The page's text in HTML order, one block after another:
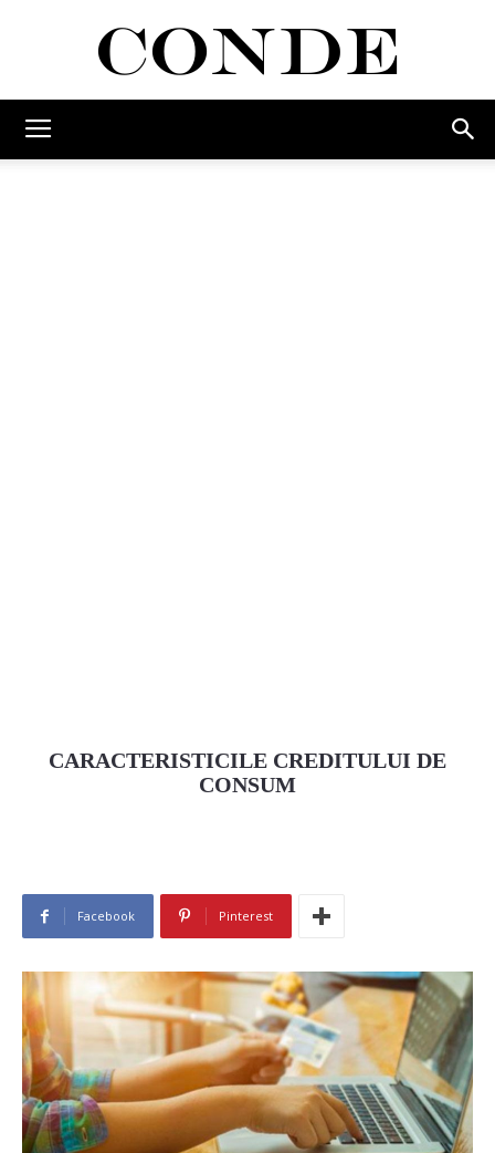
CARACTERISTICILE CREDITULUI DE
CONSUM
Facebook Pinterest